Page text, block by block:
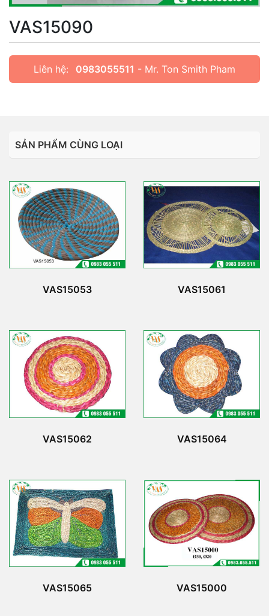
VAS15090
Liên hệ: 0983055511 - Mr. Ton Smith Pham
SẢN PHẨM CÙNG LOẠI
VAS15053 VAS15061
VAS15062 VAS15064
VAS15065 VAS15000